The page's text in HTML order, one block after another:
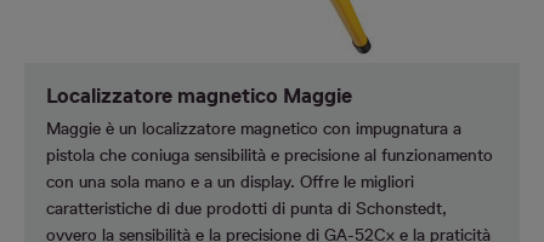
Localizzatore magnetico Maggie
Maggie è un localizzatore magnetico con impugnatura a
pistola che coniuga sensibilità e precisione al funzionamento
con una sola mano e a un display. Offre le migliori
caratteristiche di due prodotti di punta di Schonstedt,
ovvero la sensibilità e la precisione di GA-52Cx e la praticità